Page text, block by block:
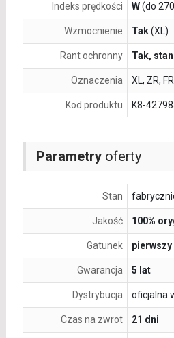
Parametryoferty
Stan
Jakość 100%
Gatunek pierwszy
Gwarancja 5 lat
Dystrybucja oficjalna
Czas na zwrot 21 dni
Indeks prędkości W(do
Wzmocnienie Tak(XL)
Rant ochronny Tak,
Oznaczenia XL, ZR, FR
Kod produktu K8-